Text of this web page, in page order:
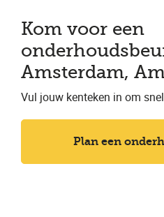
Kom voor een
Amsterdam,
Vul jouw kenteken in om
Plan een